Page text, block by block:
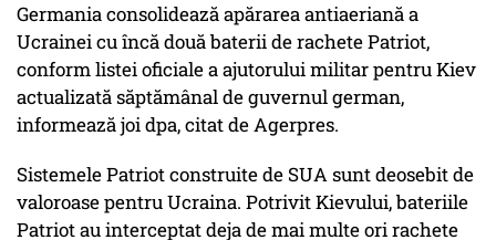
Germania consolidează apărarea antiaeriană a
Ucrainei cu încă două baterii de rachete Patriot,
conform listei oficiale a ajutorului militar pentru Kiev
actualizată săptămânal de guvernul german,
informează joi dpa, citat de Agerpres.
Sistemele Patriot construite de SUA sunt deosebit de
valoroase pentru Ucraina. Potrivit Kievului, bateriile
Patriot au interceptat deja de mai multe ori rachete